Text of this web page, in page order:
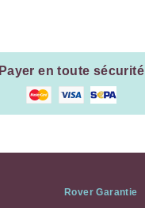
Payer en toute sécurité
Rover Garantie